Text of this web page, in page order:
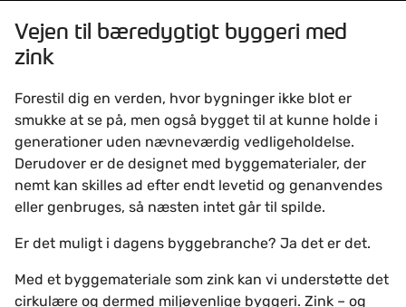
Vejen til bæredygtigt byggeri med
zink
Forestil dig en verden, hvor bygninger ikke blot er
smukke at se på, men også bygget til at kunne holde i
generationer uden nævneværdig vedligeholdelse.
Derudover er de designet med byggematerialer, der
nemt kan skilles ad efter endt levetid og genanvendes
eller genbruges, så næsten intet går til spilde.
Er det muligt i dagens byggebranche? Ja det er det.
Med et byggemateriale som zink kan vi understøtte det
cirkulære og dermed miljøvenlige byggeri. Zink – og